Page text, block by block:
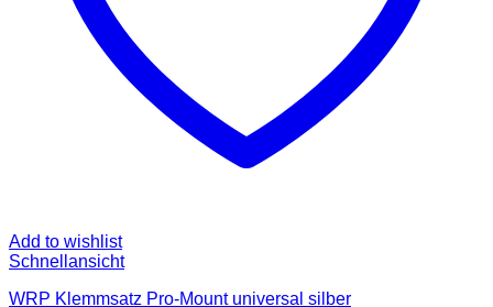
Add to wishlist
Schnellansicht
WRP Klemmsatz Pro-Mount universal silber